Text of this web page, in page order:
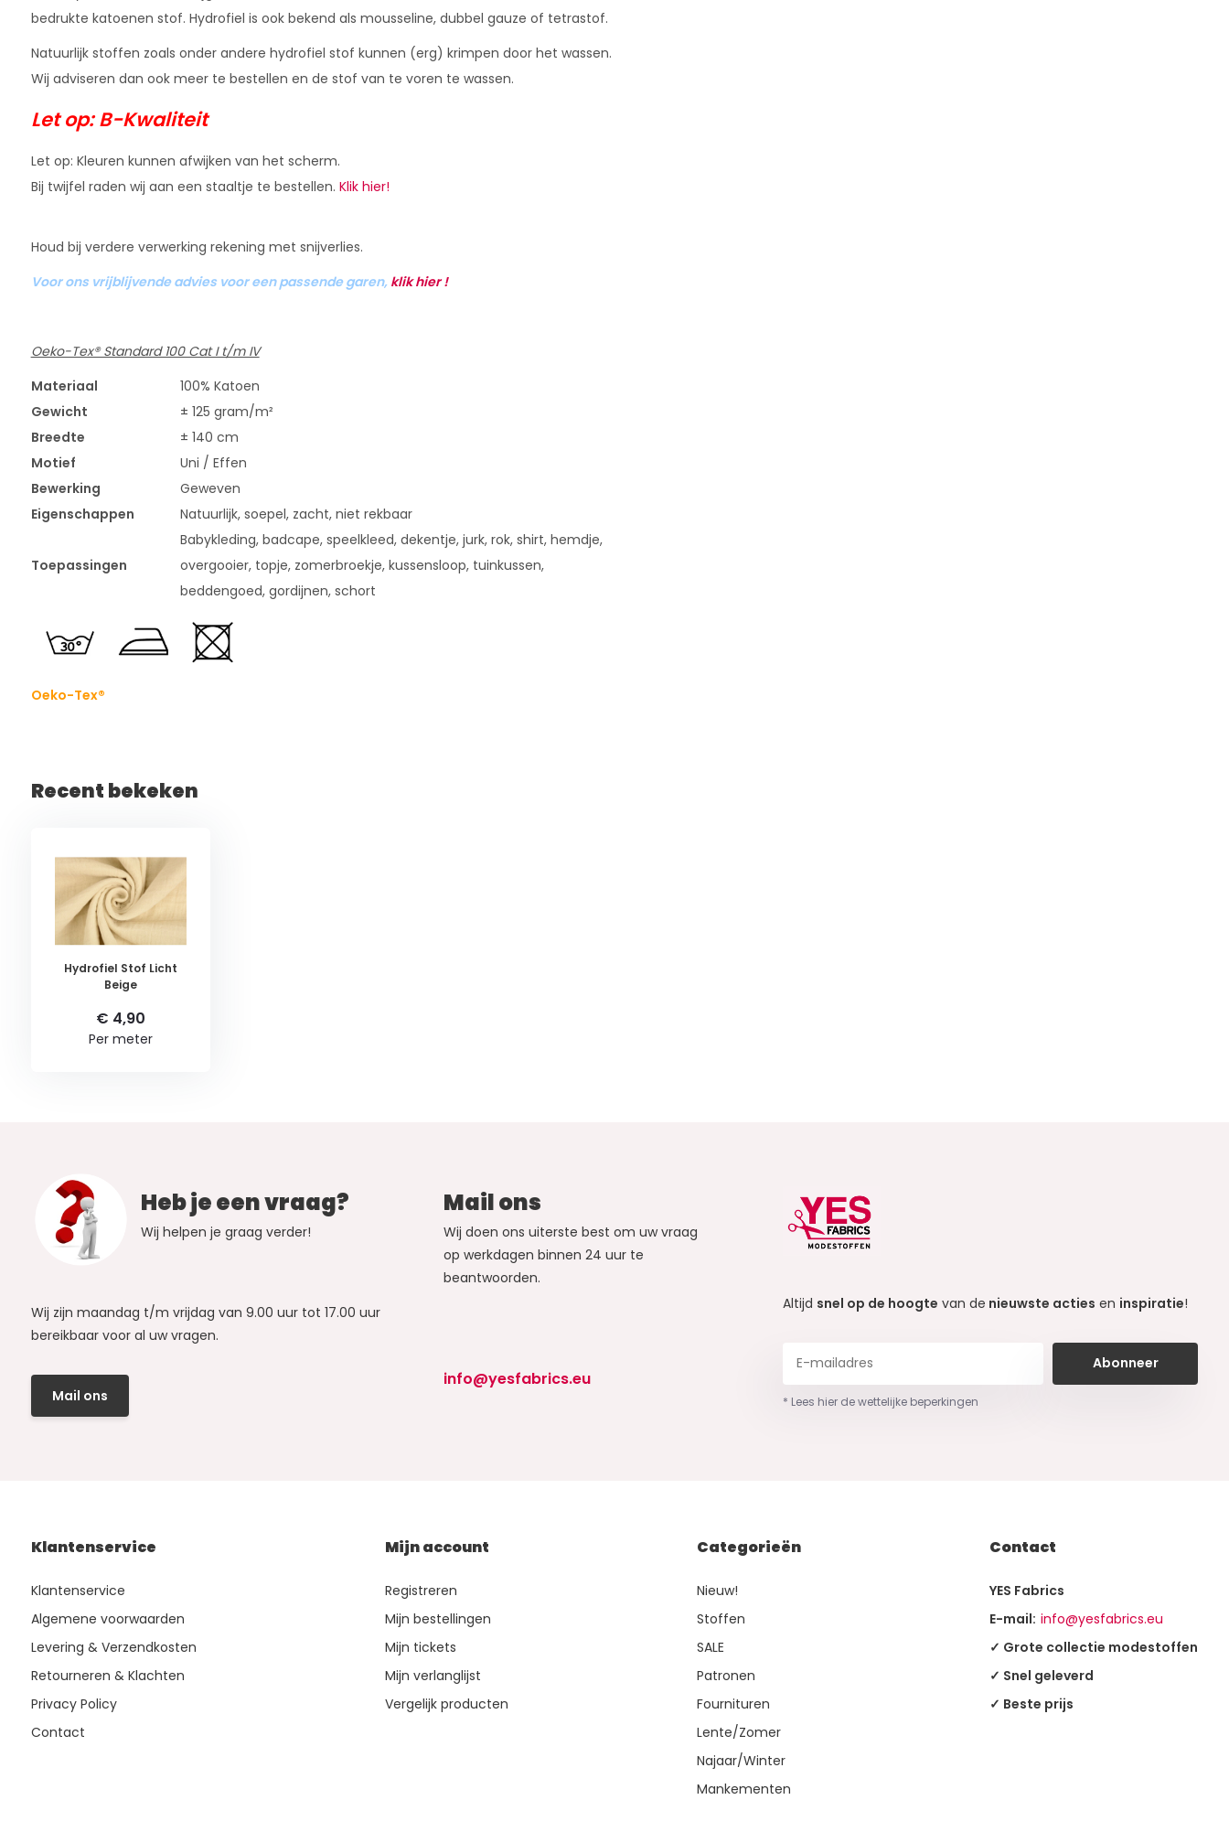
bedrukte katoenen stof. Hydrofiel is ook bekend als mousseline, dubbel gauze of tetrastof.
Natuurlijk stoffen zoals onder andere hydrofiel stof kunnen (erg) krimpen door het wassen.
Wij adviseren dan ook meer te bestellen en de stof van te voren te wassen.
Let op: B-Kwaliteit
Let op: Kleuren kunnen afwijken van het scherm.
Bij twijfel raden wij aan een staaltje te bestellen. Klik hier!
Houd bij verdere verwerking rekening met snijverlies.
Voor ons vrijblijvende advies voor een passende garen, klik hier !
Oeko-Tex® Standard 100 Cat I t/m IV
Materiaal
100% Katoen
Gewicht
± 125 gram/m²
Breedte
± 140 cm
Motief
Uni / Effen
Bewerking
Geweven
Eigenschappen
Natuurlijk, soepel, zacht, niet rekbaar
Toepassingen
Babykleding, badcape, speelkleed, dekentje, jurk, rok, shirt, hemdje,
overgooier, topje, zomerbroekje, kussensloop, tuinkussen,
beddengoed, gordijnen, schort
Oeko-Tex®
Recent bekeken
Hydrofiel Stof Licht
Beige
€ 4,90
Per meter
Heb je een vraag?
Wij helpen je graag verder!
Wij zijn maandag t/m vrijdag van 9.00 uur tot 17.00 uur
bereikbaar voor al uw vragen.
Mail ons
Mail ons
Wij doen ons uiterste best om uw vraag
op werkdagen binnen 24 uur te
beantwoorden.
info@yesfabrics.eu
Altijd snel op de hoogte van de nieuwste acties en inspiratie!
Abonneer
* Lees hier de wettelijke beperkingen
Klantenservice
Klantenservice
Algemene voorwaarden
Levering & Verzendkosten
Retourneren & Klachten
Privacy Policy
Contact
Mijn account
Registreren
Mijn bestellingen
Mijn tickets
Mijn verlanglijst
Vergelijk producten
Categorieën
Nieuw!
Stoffen
SALE
Patronen
Fournituren
Lente/Zomer
Najaar/Winter
Mankementen
Contact
YES Fabrics
E-mail: info@yesfabrics.eu
✓ Grote collectie modestoffen
✓ Snel geleverd
✓ Beste prijs